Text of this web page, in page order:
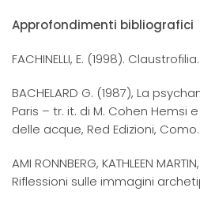
Approfondimenti bibliografici
FACHINELLI, E. (1998).
BACHELARD G. (1987), La
Paris – tr. it. di M. Cohen Hemsi
delle acque, Red Edizioni, Como.
AMI RONNBERG, KATHLEEN
Riflessioni sulle immagini